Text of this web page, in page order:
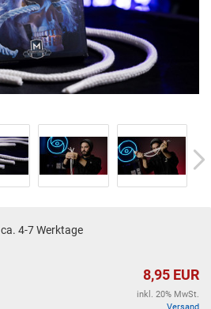
ca. 4-7 Werktage
8,95 EUR
inkl. 20% MwSt.